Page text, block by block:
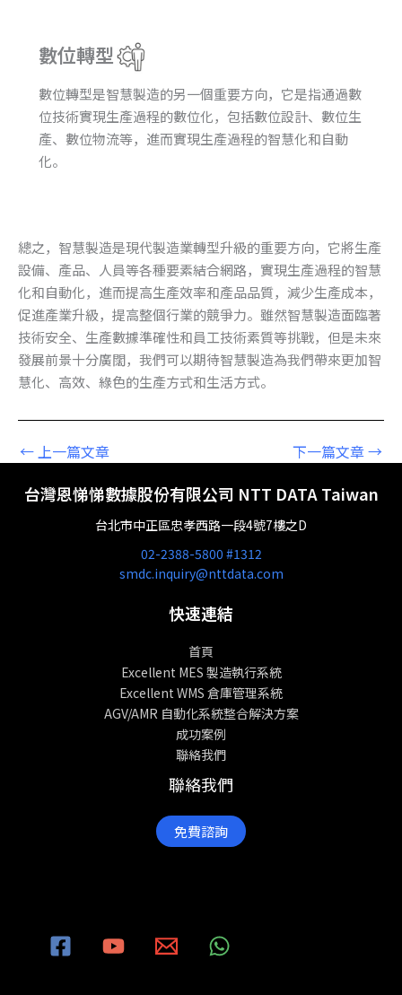
數位轉型
數位轉型是智慧製造的另一個重要方向，它是指通過數
位技術實現生產過程的數位化，包括數位設計、數位生
產、數位物流等，進而實現生產過程的智慧化和自動
化。
總之，智慧製造是現代製造業轉型升級的重要方向，它將生產
設備、產品、人員等各種要素結合網路，實現生產過程的智慧
化和自動化，進而提高生產效率和產品品質，減少生產成本，
促進產業升級，提高整個行業的競爭力。雖然智慧製造面臨著
技術安全、生產數據準確性和員工技術素質等挑戰，但是未來
發展前景十分廣闊，我們可以期待智慧製造為我們帶來更加智
慧化、高效、綠色的生產方式和生活方式。
←上一篇文章 下一篇文章→
台灣恩悌悌數據股份有限公司 NTT DATA Taiwan
台北市中正區忠孝西路一段4號7樓之D
02-2388-5800 #1312
smdc.inquiry@nttdata.com
快速連結
首頁
Excellent MES 製造執行系統
Excellent WMS 倉庫管理系統
AGV/AMR 自動化系統整合解決方案
成功案例
聯絡我們
聯絡我們
免費諮詢